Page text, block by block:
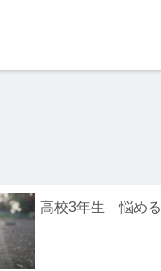
高校3年生 悩め